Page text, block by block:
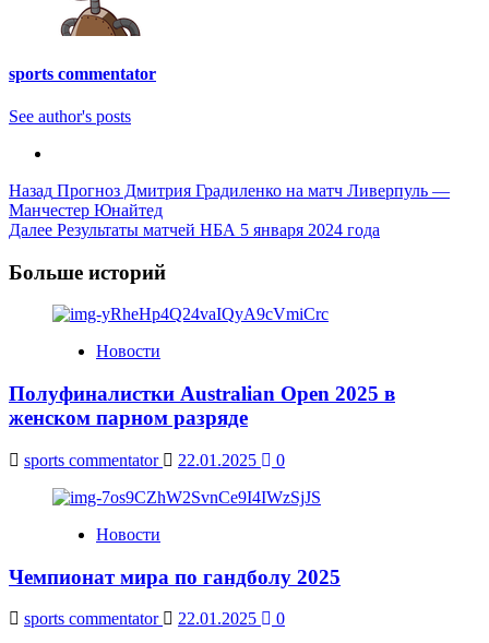
sports commentator
See author's posts
Post
Navigation
Назад Прогноз Дмитрия Градиленко на матч Ливерпуль —
Манчестер Юнайтед
Далее Результаты матчей НБА 5 января 2024 года
Больше историй
Новости
Полуфиналистки Australian Open 2025 в
женском парном разряде
sports commentator 22.01.2025 0
Новости
Чемпионат мира по гандболу 2025
sports commentator 22.01.2025 0